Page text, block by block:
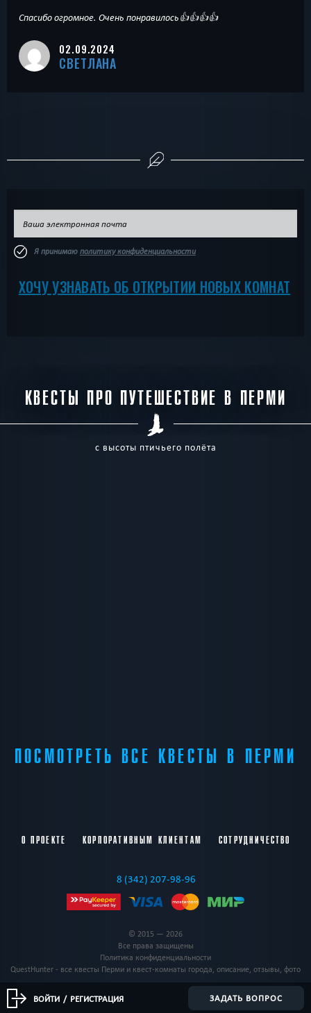
Спасибо огромное. Очень понравилось👍👍👍👍
02.09.2024
СВЕТЛАНА
Я принимаю политику конфиденциальности
ХОЧУ УЗНАВАТЬ ОБ ОТКРЫТИИ НОВЫХ КОМНАТ
КВЕСТЫ ПРО ПУТЕШЕСТВИЕ В ПЕРМИ
с высоты птичьего полёта
ПОСМОТРЕТЬ ВСЕ КВЕСТЫ В ПЕРМИ
О ПРОЕКТЕ КОРПОРАТИВНЫМ КЛИЕНТАМ СОТРУДНИЧЕСТВО
8 (342) 207-98-96
© 2015 — 2026
Все права защищены
Политика конфиденциальности
QuestHunter - все квесты Перми и квест-комнаты города, описание, отзывы, фото
ВОЙТИ / РЕГИСТРАЦИЯ ЗАДАТЬ ВОПРОС